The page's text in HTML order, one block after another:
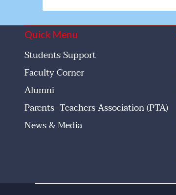
Quick Menu
Students Support
Faculty Corner
Alumni
Parents–Teachers Association (PTA)
News & Media